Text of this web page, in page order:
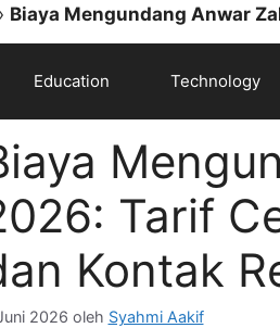
Biaya Mengundang Anwar
Education Technology
Tarif
Kontak
2026 oleh Syahmi Aakif